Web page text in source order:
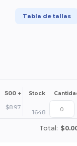
Tabla de tallas
500 + Más
Stock
$8.97 +
1648
Total: